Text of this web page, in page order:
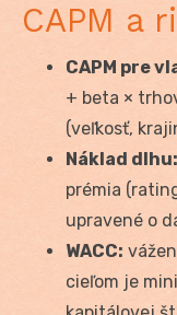
CAPM a
CAPM pre
+ beta ×
(veľkosť,
Náklad dlhu:
prémia
upravené o
WACC:
cieľom je